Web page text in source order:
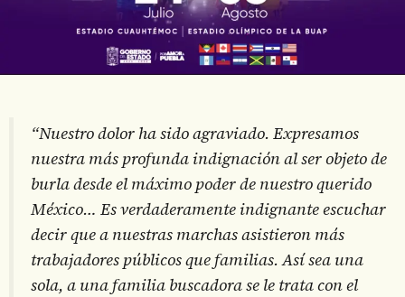
“Nuestro dolor ha sido agraviado. Expresamos
nuestra más profunda indignación al ser objeto de
burla desde el máximo poder de nuestro querido
México… Es verdaderamente indignante escuchar
decir que a nuestras marchas asistieron más
trabajadores públicos que familias. Así sea una
sola, a una familia buscadora se le trata con el